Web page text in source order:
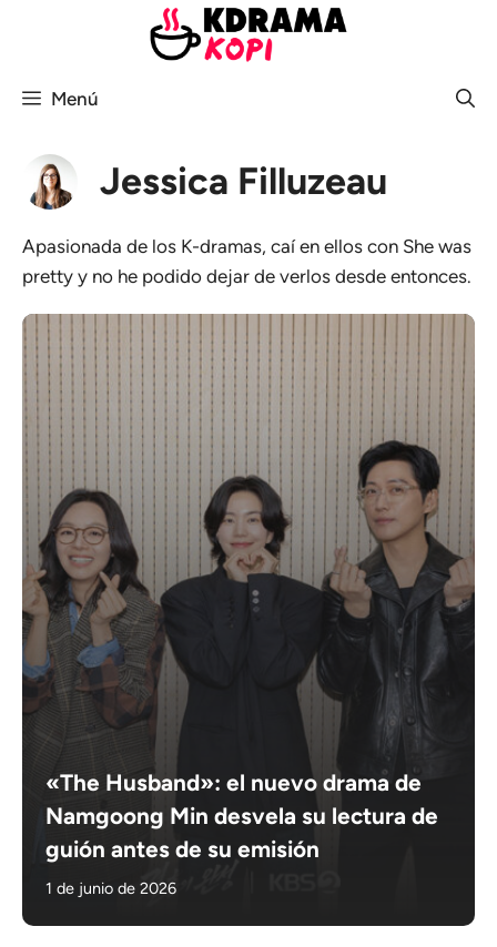
Menú
Jessica Filluzeau
Apasionada de los K-dramas, caí en ellos con She was
pretty y no he podido dejar de verlos desde entonces.
«The Husband»: el nuevo drama de
Namgoong Min desvela su lectura de
guión antes de su emisión
1 de junio de 2026